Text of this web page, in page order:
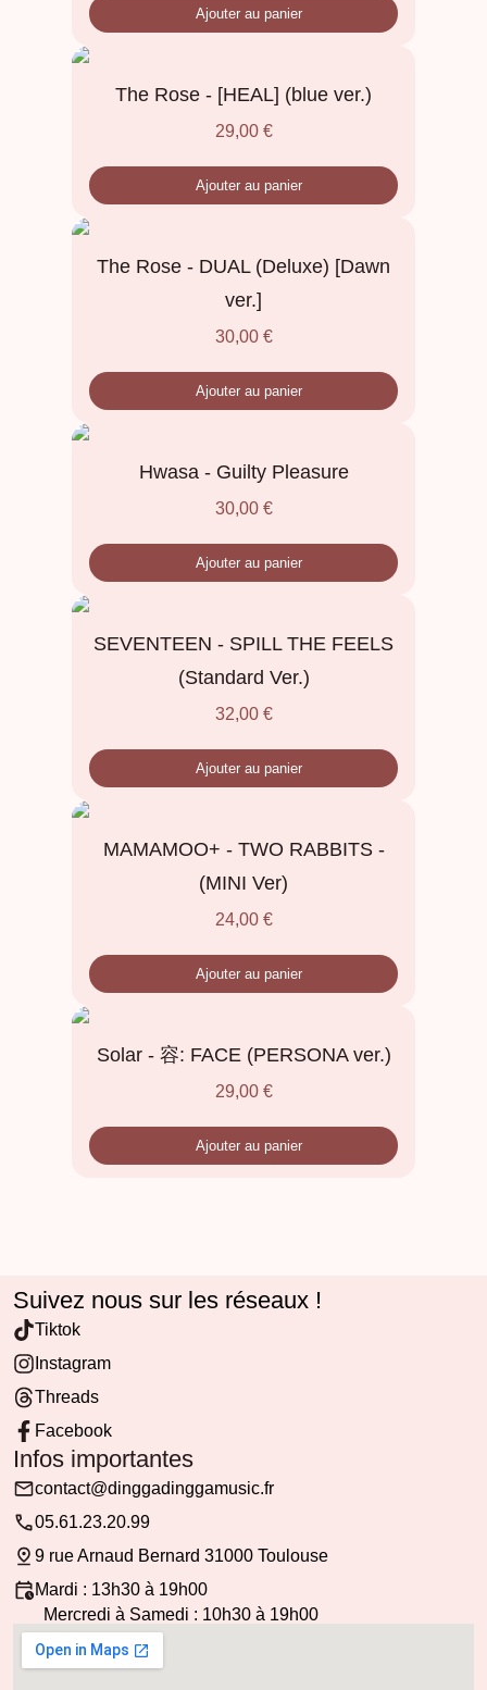
Ajouter au panier
The Rose - [HEAL] (blue ver.)
29,00 €
Ajouter au panier
The Rose - DUAL (Deluxe) [Dawn
ver.]
30,00 €
Ajouter au panier
Hwasa - Guilty Pleasure
30,00 €
Ajouter au panier
SEVENTEEN - SPILL THE FEELS
(Standard Ver.)
32,00 €
Ajouter au panier
MAMAMOO+ - TWO RABBITS -
(MINI Ver)
24,00 €
Ajouter au panier
Solar - 容: FACE (PERSONA ver.)
29,00 €
Ajouter au panier
Suivez nous sur les réseaux !
Tiktok
Instagram
Threads
Facebook
Infos importantes
contact@dinggadinggamusic.fr
05.61.23.20.99
9 rue Arnaud Bernard 31000 Toulouse
Mardi : 13h30 à 19h00
Mercredi à Samedi : 10h30 à 19h00